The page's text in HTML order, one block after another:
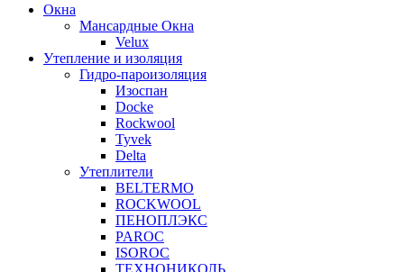
Окна
Мансардные Окна
Velux
Утепление и изоляция
Гидро-пароизоляция
Изоспан
Docke
Rockwool
Tyvek
Delta
Утеплители
BELTERMO
ROCKWOOL
ПЕНОПЛЭКС
PAROC
ISOROC
ТЕХНОНИКОЛЬ